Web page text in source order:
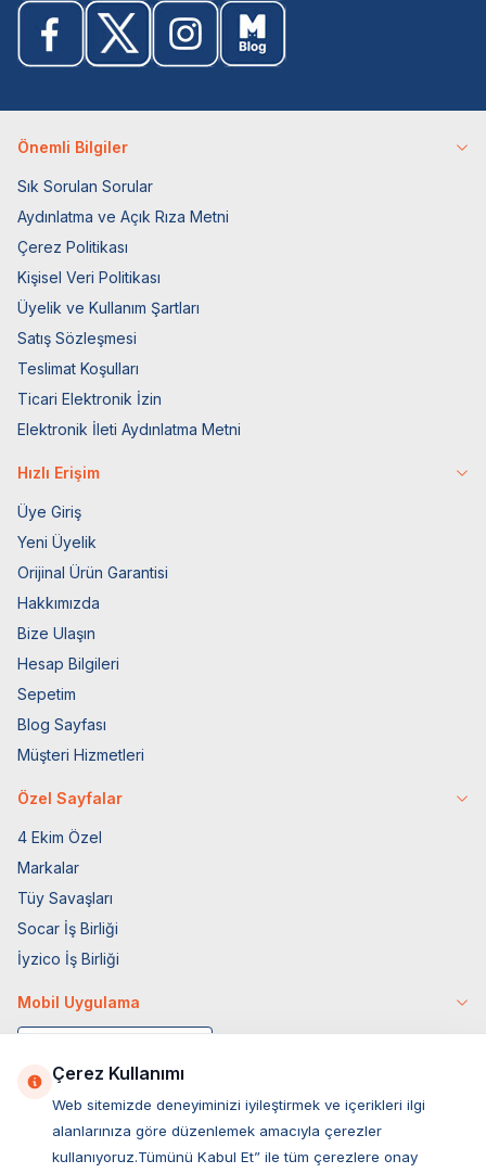
Önemli Bilgiler
Sık Sorulan Sorular
Aydınlatma ve Açık Rıza Metni
Çerez Politikası
Kişisel Veri Politikası
Üyelik ve Kullanım Şartları
Satış Sözleşmesi
Teslimat Koşulları
Ticari Elektronik İzin
Elektronik İleti Aydınlatma Metni
Hızlı Erişim
Üye Giriş
Yeni Üyelik
Orijinal Ürün Garantisi
Hakkımızda
Bize Ulaşın
Hesap Bilgileri
Sepetim
Blog Sayfası
Müşteri Hizmetleri
Özel Sayfalar
4 Ekim Özel
Markalar
Tüy Savaşları
Socar İş Birliği
İyzico İş Birliği
Mobil Uygulama
Çerez Kullanımı
Web sitemizde deneyiminizi iyileştirmek ve içerikleri ilgi
alanlarınıza göre düzenlemek amacıyla çerezler
kullanıyoruz.Tümünü Kabul Et” ile tüm çerezlere onay